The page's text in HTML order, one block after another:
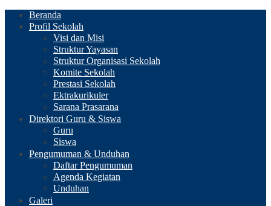
Beranda
Profil Sekolah
Visi dan Misi
Struktur Yayasan
Struktur Organisasi Sekolah
Komite Sekolah
Prestasi Sekolah
Ektrakurikuler
Sarana Prasarana
Direktori Guru & Siswa
Guru
Siswa
Pengumuman & Unduhan
Daftar Pengumuman
Agenda Kegiatan
Unduhan
Galeri